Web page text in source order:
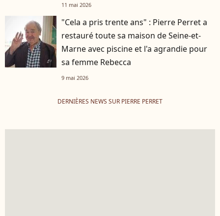
11 mai 2026
"Cela a pris trente ans" : Pierre Perret a
restauré toute sa maison de Seine-et-
Marne avec piscine et l'a agrandie pour
sa femme Rebecca
9 mai 2026
DERNIÈRES NEWS SUR PIERRE PERRET